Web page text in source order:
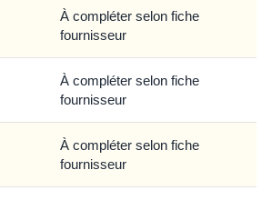
À compléter selon fiche
fournisseur
À compléter selon fiche
fournisseur
À compléter selon fiche
fournisseur